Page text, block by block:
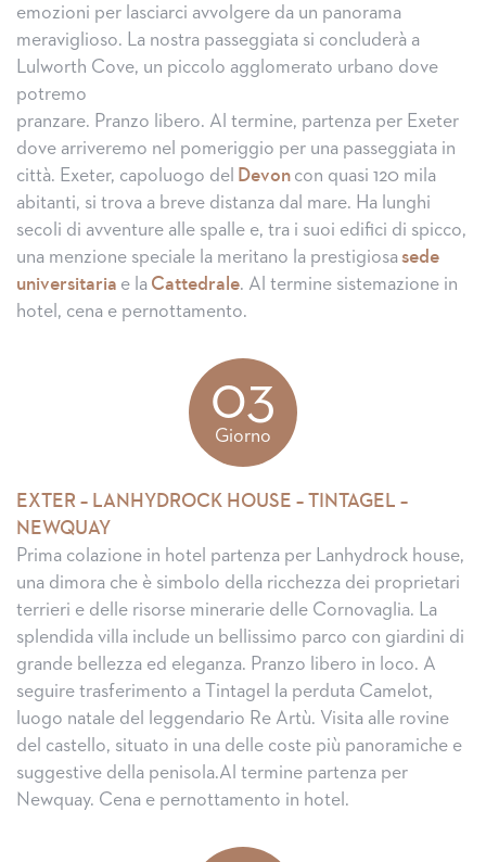
emozioni per lasciarci avvolgere da un panorama
meraviglioso. La nostra passeggiata si concluderà a
Lulworth Cove, un piccolo agglomerato urbano dove
potremo
pranzare. Pranzo libero. Al termine, partenza per Exeter
dove arriveremo nel pomeriggio per una passeggiata in
città. Exeter, capoluogo del Devon con quasi 120 mila
abitanti, si trova a breve distanza dal mare. Ha lunghi
secoli di avventure alle spalle e, tra i suoi edifici di spicco,
una menzione speciale la meritano la prestigiosasede
universitaria e la Cattedrale. Al termine sistemazione in
hotel, cena e pernottamento.
03
Giorno
EXTER – LANHYDROCK HOUSE – TINTAGEL –
NEWQUAY
Prima colazione in hotel partenza per Lanhydrock house,
una dimora che è simbolo della ricchezza dei proprietari
terrieri e delle risorse minerarie delle Cornovaglia. La
splendida villa include un bellissimo parco con giardini di
grande bellezza ed eleganza. Pranzo libero in loco. A
seguire trasferimento a Tintagel la perduta Camelot,
luogo natale del leggendario Re Artù. Visita alle rovine
del castello, situato in una delle coste più panoramiche e
suggestive della penisola.Al termine partenza per
Newquay. Cena e pernottamento in hotel.